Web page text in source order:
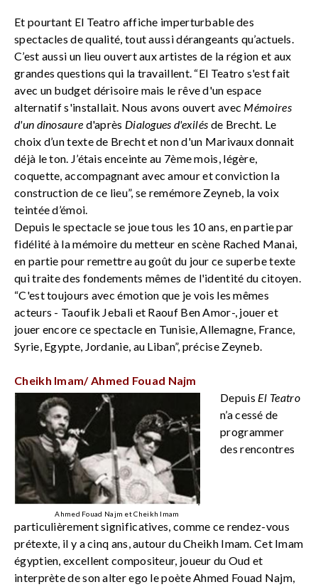
Et pourtant El Teatro affiche imperturbable des
spectacles de qualité, tout aussi dérangeants qu’actuels.
C’est aussi un lieu ouvert aux artistes de la région et aux
grandes questions qui la travaillent. “El Teatro s'est fait
avec un budget dérisoire mais le rêve d'un espace
alternatif s'installait. Nous avons ouvert avec Mémoires
d'un dinosaure d'après Dialogues d'exilés de Brecht. Le
choix d’un texte de Brecht et non d'un Marivaux donnait
déjà le ton. J’étais enceinte au 7ème mois, légère,
coquette, accompagnant avec amour et conviction la
construction de ce lieu”, se remémore Zeyneb, la voix
teintée d’émoi.
Depuis le spectacle se joue tous les 10 ans, en partie par
fidélité à la mémoire du metteur en scène Rached Manai,
en partie pour remettre au goût du jour ce superbe texte
qui traite des fondements mêmes de l'identité du citoyen.
“C'est toujours avec émotion que je vois les mêmes
acteurs - Taoufik Jebali et Raouf Ben Amor-, jouer et
jouer encore ce spectacle en Tunisie, Allemagne, France,
Syrie, Egypte, Jordanie, au Liban”, précise Zeyneb.
Cheikh Imam/ Ahmed Fouad Najm
Ahmed Fouad Najm et Cheikh Imam
Depuis El Teatro
n’a cessé de
programmer
des rencontres
particulièrement significatives, comme ce rendez-vous
prétexte, il y a cinq ans, autour du Cheikh Imam. Cet Imam
égyptien, excellent compositeur, joueur du Oud et
interprète de son alter ego le poète Ahmed Fouad Najm,